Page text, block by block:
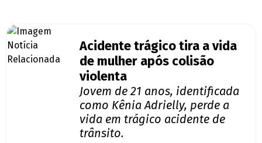
Acidente trágico tira a vida
de mulher após colisão
violenta
Jovem de 21 anos, identificada
como Kênia Adrielly, perde a
vida em trágico acidente de
trânsito.